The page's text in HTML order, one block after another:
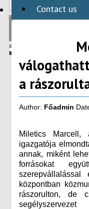
Contact us
a
Author: Főadmin
Miletics Marcell,
igazgatója
annak, miként
forrásokat
központban
rászorulton, de